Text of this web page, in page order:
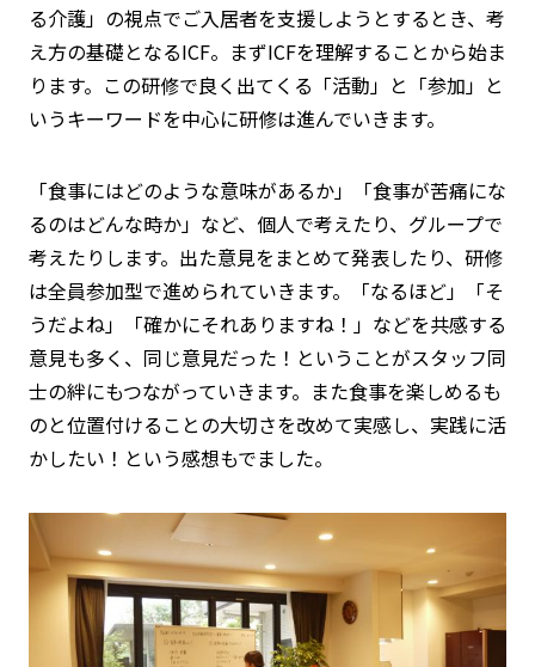
る介護」の視点でご入居者を支援しようとするとき、考
え方の基礎となるICF。まずICFを理解することから始ま
ります。この研修で良く出てくる「活動」と「参加」と
いうキーワードを中心に研修は進んでいきます。
「食事にはどのような意味があるか」「食事が苦痛にな
るのはどんな時か」など、個人で考えたり、グループで
考えたりします。出た意見をまとめて発表したり、研修
は全員参加型で進められていきます。「なるほど」「そ
うだよね」「確かにそれありますね！」などを共感する
意見も多く、 同じ意見だった！ということがスタッフ同
士の絆にもつながっていきます。また食事を楽しめるも
のと位置付けることの大切さを改めて実感し、実践に活
かしたい！という感想もでました。